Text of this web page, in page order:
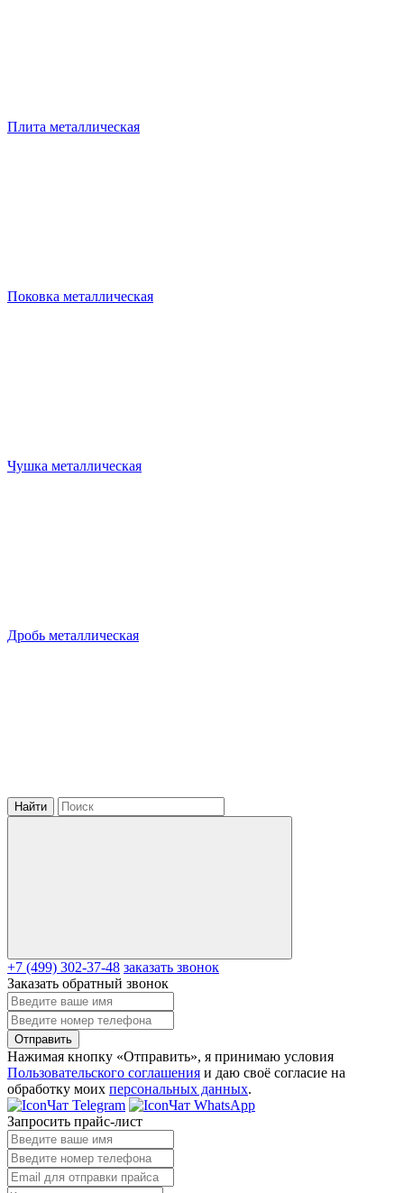
Плита металлическая
Поковка металлическая
Чушка металлическая
Дробь металлическая
Найти
+7 (499) 302-37-48 заказать звонок
Заказать обратный звонок
Отправить
Нажимая кнопку «Отправить», я принимаю условия
Пользовательского соглашения и даю своё согласие на
обработку моих персональных данных.
Чат Telegram
Чат WhatsApp
Запросить прайс-лист